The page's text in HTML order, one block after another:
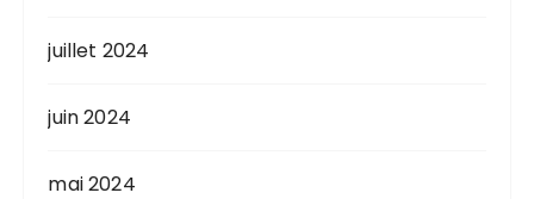
juillet 2024
juin 2024
mai 2024